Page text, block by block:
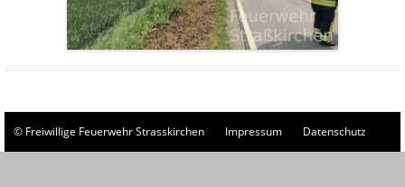
© Freiwillige Feuerwehr Strasskirchen Impressum Datenschutz